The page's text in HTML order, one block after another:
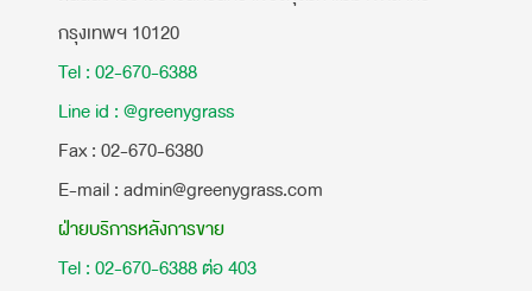
กรุงเทพฯ 10120
Tel : 02-670-6388
Line id : @greenygrass
​Fax : 02-670-6380
E-mail : admin@greenygrass.com
ฝ่ายบริการหลังการขาย
Tel : 02-670-6388 ต่อ 403